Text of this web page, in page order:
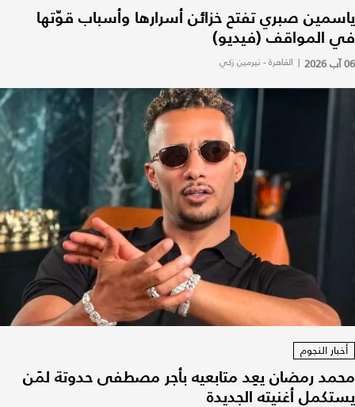
ياسمين صبري تفتح خزائن أسرارها وأسباب قوّتها
في المواقف (فيديو)
06 آب 2026 | القاهرة - نيرمين زكي
أخبار النجوم
محمد رمضان يعِد متابعيه بأجر مصطفى حدوتة لمَن
يستكمل أغنيته الجديدة